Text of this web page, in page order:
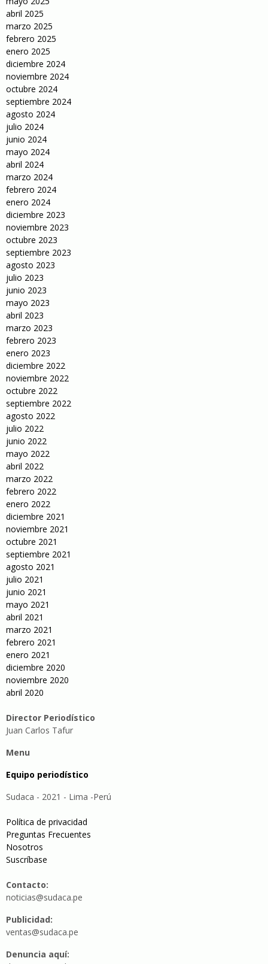
abril 2025
marzo 2025
febrero 2025
enero 2025
diciembre 2024
noviembre 2024
octubre 2024
septiembre 2024
agosto 2024
julio 2024
junio 2024
mayo 2024
abril 2024
marzo 2024
febrero 2024
enero 2024
diciembre 2023
noviembre 2023
octubre 2023
septiembre 2023
agosto 2023
julio 2023
junio 2023
mayo 2023
abril 2023
marzo 2023
febrero 2023
enero 2023
diciembre 2022
noviembre 2022
octubre 2022
septiembre 2022
agosto 2022
julio 2022
junio 2022
mayo 2022
abril 2022
marzo 2022
febrero 2022
enero 2022
diciembre 2021
noviembre 2021
octubre 2021
septiembre 2021
agosto 2021
julio 2021
junio 2021
mayo 2021
abril 2021
marzo 2021
febrero 2021
enero 2021
diciembre 2020
noviembre 2020
abril 2020
Director Periodístico
Juan Carlos Tafur
Menu
Equipo periodístico
Sudaca - 2021 - Lima -Perú
Política de privacidad
Preguntas Frecuentes
Nosotros
Suscríbase
Contacto:
noticias@sudaca.pe
Publicidad:
ventas@sudaca.pe
Denuncia aquí: